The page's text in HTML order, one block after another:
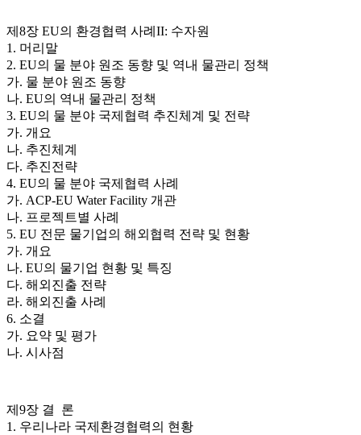
제8장 EU의 환경협력 사례II: 수자원
1. 머리말
2. EU의 물 분야 원조 동향 및 역내 물관리 정책
가. 물 분야 원조 동향
나. EU의 역내 물관리 정책
3. EU의 물 분야 국제협력 추진체계 및 전략
가. 개요
나. 추진체계
다. 추진전략
4. EU의 물 분야 국제협력 사례
가. ACP-EU Water Facility 개관
나. 프로젝트별 사례
5. EU 전문 물기업의 해외협력 전략 및 현황
가. 개요
나. EU의 물기업 현황 및 특징
다. 해외진출 전략
라. 해외진출 사례
6. 소결
가. 요약 및 평가
나. 시사점
제9장 결 론
1. 우리나라 국제환경협력의 현황